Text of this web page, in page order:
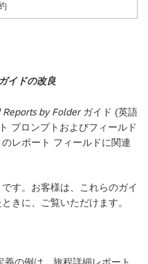
イドの改良
Reports by Folderガイド (英語
プロンプトおよびフィールド
レポート フィールドに関連
す。お客様は、これらのガイ
きに、ご覧いただけます。
の例は、旅程詳細レポート